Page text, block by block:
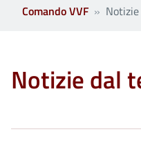
Comando VVF
Notizie dal